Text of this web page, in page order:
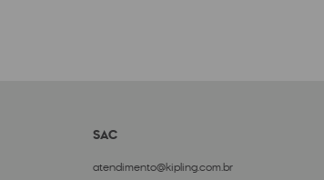
SAC
atendimento@kipling.com.br